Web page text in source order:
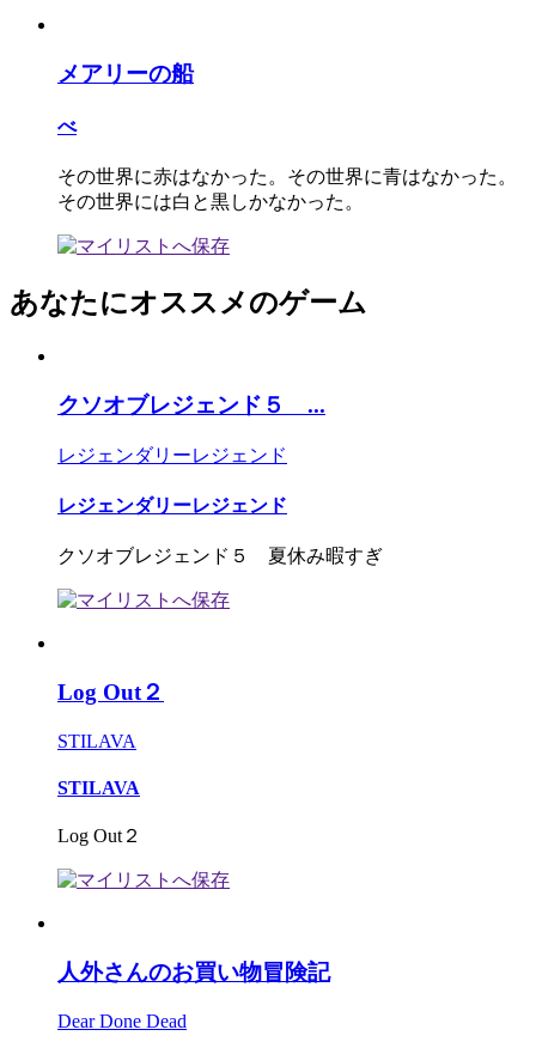
メアリーの船
べ
その世界に赤はなかった。その世界に青はなかった。
その世界には白と黒しかなかった。
あなたにオススメのゲーム
クソオブレジェンド５ ...
レジェンダリーレジェンド
レジェンダリーレジェンド
クソオブレジェンド５ 夏休み暇すぎ
Log Out２
STILAVA
STILAVA
Log Out２
人外さんのお買い物冒険記
Dear Done Dead